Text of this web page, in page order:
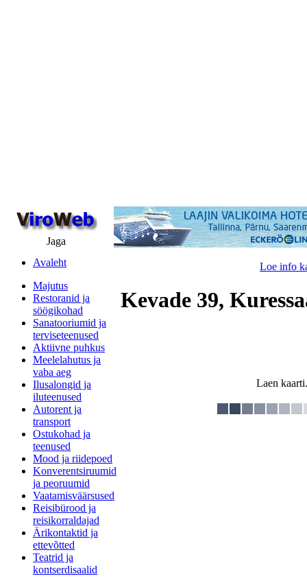
Jaga
Avaleht
Majutus
Restoranid ja
söögikohad
Sanatooriumid ja
terviseteenused
Aktiivne puhkus
Meelelahutus ja
vaba aeg
Ilusalongid ja
iluteenused
Autorent ja
transport
Ostukohad ja
teenused
Mood ja riidepoed
Konverentsiruumid
ja peoruumid
Vaatamisväärsused
Reisibürood ja
reisikorraldajad
Ärikontaktid ja
ettevõtted
Teatrid ja
kontserdisaalid
Loe info
Kevade 39,
Laen